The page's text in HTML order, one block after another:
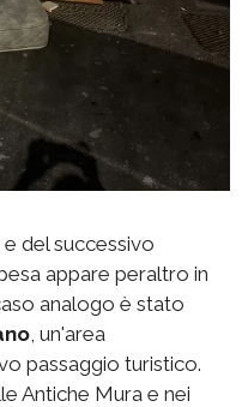
del successivo
appare peraltro in
analogo è stato
, un'area
passaggio turistico.
Antiche Mura e nei